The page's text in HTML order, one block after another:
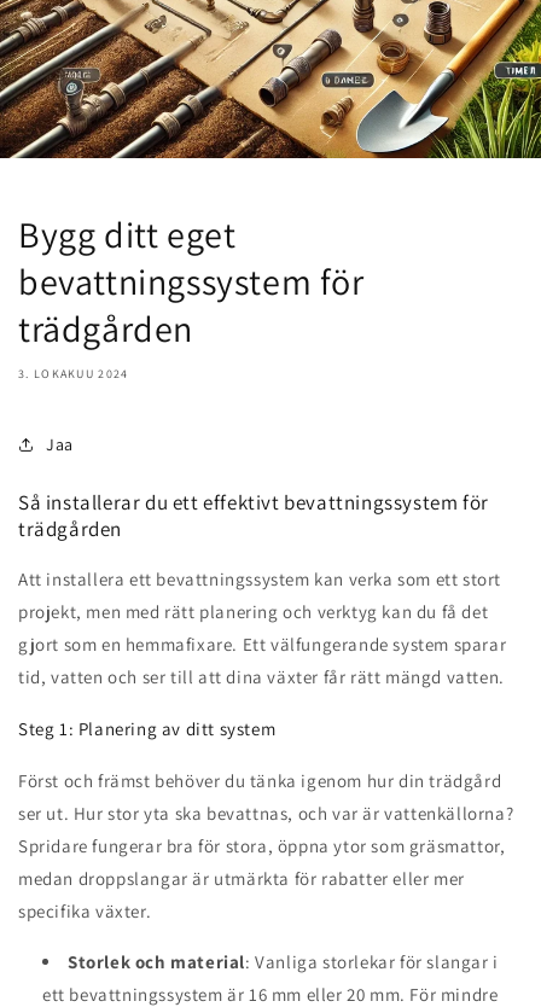
Bygg ditt eget
bevattningssystem för
trädgården
3. LOKAKUU 2024
Jaa
Så installerar du ett effektivt bevattningssystem för
trädgården
Att installera ett bevattningssystem kan verka som ett stort
projekt, men med rätt planering och verktyg kan du få det
gjort som en hemmafixare. Ett välfungerande system sparar
tid, vatten och ser till att dina växter får rätt mängd vatten.
Steg 1: Planering av ditt system
Först och främst behöver du tänka igenom hur din trädgård
ser ut. Hur stor yta ska bevattnas, och var är vattenkällorna?
Spridare fungerar bra för stora, öppna ytor som gräsmattor,
medan droppslangar är utmärkta för rabatter eller mer
specifika växter.
Storlek och material: Vanliga storlekar för slangar i
ett bevattningssystem är 16 mm eller 20 mm. För mindre